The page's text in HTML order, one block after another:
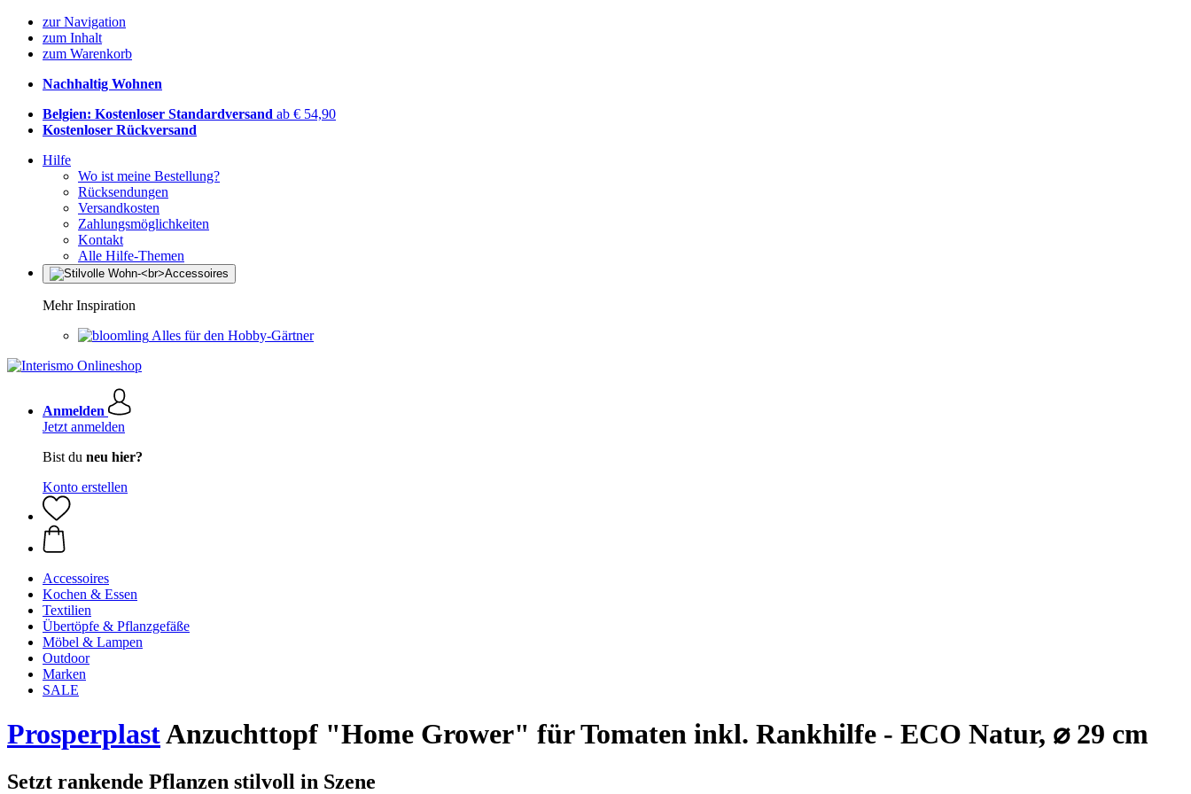
zur Navigation
zum Inhalt
zum Warenkorb
Nachhaltig Wohnen
Belgien: Kostenloser Standardversand ab € 54,90
Kostenloser Rückversand
Hilfe
Wo ist meine Bestellung?
Rücksendungen
Versandkosten
Zahlungsmöglichkeiten
Kontakt
Alle Hilfe-Themen
Mehr Inspiration
Alles für den Hobby-Gärtner
Anmelden
Jetzt anmelden
Bist du neu hier?
Konto erstellen
Accessoires
Kochen & Essen
Textilien
Übertöpfe & Pflanzgefäße
Möbel & Lampen
Outdoor
Marken
SALE
ProsperplastAnzuchttopf "Home Grower" für Tomaten inkl. Rankhilfe - ECO Natur, ⌀ 29 cm
Setzt rankende Pflanzen stilvoll in Szene